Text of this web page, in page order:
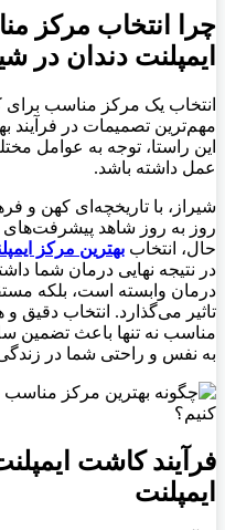
چرا انتخاب مرکز
ایمپلنت دندان در
انتخاب یک مرکز مناسب برای
مهم‌ترین تصمیمات در فرآیند
این راستا، توجه به عوامل
عمل داشته باشد.
شیراز، با تاریخچه‌ای کهن و
روز به روز شاهد
حال، انتخاب بهترین مرکز
در نتیجه نهایی درمان شما
درمان وابسته است، بلکه
تاثیر می‌گذارد. انتخاب دقیق
مناسب نه تنها باعث تضمین
به نفس و راحتی شما در
فرآیند کاشت
ایمپلنت